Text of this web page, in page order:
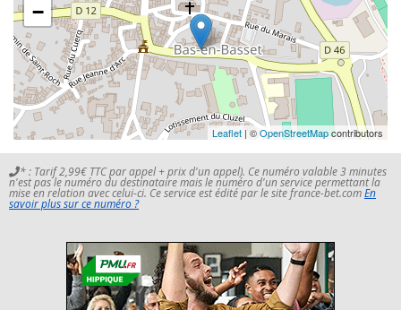
−
Leaflet | ©OpenStreetMapcontributors
* : Tarif 2,99€ TTC par appel + prix d'un appel). Ce numéro valable 3 minutes
n'est pas le numéro du destinataire mais le numéro d'un service permettant la
mise en relation avec celui-ci. Ce service est édité par le site france-bet.comEn
savoir plus sur ce numéro ?